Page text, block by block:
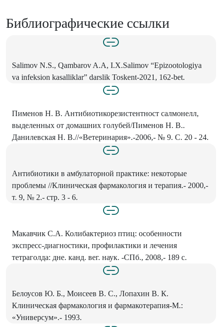
Библиографические ссылки
Salimov N.S., Qambarov A.A, I.X.Salimov “Epizootologiya
va infeksion kasalliklar” darslik Toskent-2021, 162-bet.
Пименов H. В. Антибиотикорезистентност салмонелл,
выделенных от домашних голубей/Пименов Н. В..
Данилевская Н. В.//«Ветеринария».-2006,- № 9. С. 20 - 24.
Антибиотики в амбулаторной практике: некоторые
проблемы //Клиническая фармакология и терапия.- 2000,-
т. 9, № 2.- стр. 3 - 6.
Макавчик С.А. Колибактериоз птиц: особенности
экспресс-диагностики, профилактики и лечения
тетраголда: дне. канд. вег. наук. -СПб., 2008,- 189 с.
Белоусов Ю. Б., Моисеев В. С., Лопахин В. К.
Клиническая фармакология и фармакотерапия-М.:
«Универсум».- 1993.